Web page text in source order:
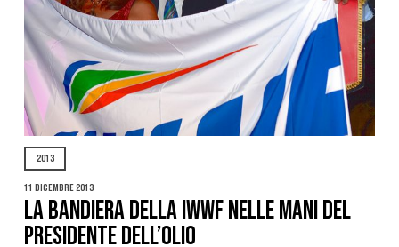
2013
11 Dicembre 2013
LA BANDIERA DELLA IWWF NELLE MANI DEL
PRESIDENTE DELL’OLIO